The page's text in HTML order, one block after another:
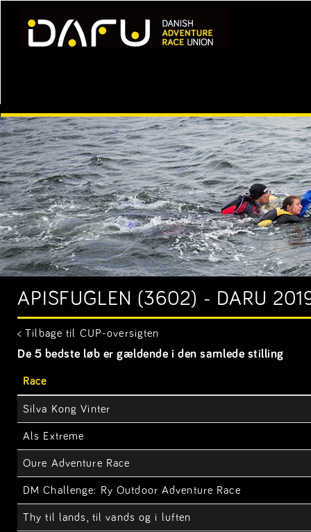
APISFUGLEN (3602) - DARU
< Tilbage til CUP-oversigten
De 5 bedste løb er gældende i den samlede stilling
Race
Silva Kong Vinter
Als Extreme
Oure Adventure Race
DM Challenge: Ry Outdoor Adventure Race
Thy til lands, til vands og i luften